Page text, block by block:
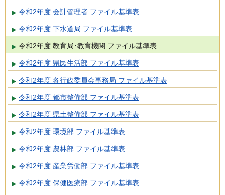
令和2年度 会計管理者 ファイル基準表
令和2年度 下水道局 ファイル基準表
令和2年度 教育局･教育機関 ファイル基準表
令和2年度 県民生活部 ファイル基準表
令和2年度 各行政委員会事務局 ファイル基準表
令和2年度 都市整備部 ファイル基準表
令和2年度 県土整備部 ファイル基準表
令和2年度 環境部 ファイル基準表
令和2年度 農林部 ファイル基準表
令和2年度 産業労働部 ファイル基準表
令和2年度 保健医療部 ファイル基準表